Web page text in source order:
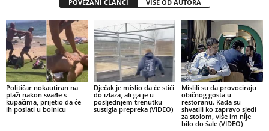
POVEZANI ČLANCI VIŠE OD AUTORA
Političar nokautiran na
plaži nakon svađe s
kupačima, prijetio da će
ih poslati u bolnicu
Dječak je mislio da će stići
do izlaza, ali ga je u
posljednjem trenutku
sustigla prepreka (VIDEO)
Mislili su da provociraju
običnog gosta u
restoranu. Kada su
shvatili ko zapravo sjedi
za stolom, više im nije
bilo do šale (VIDEO)